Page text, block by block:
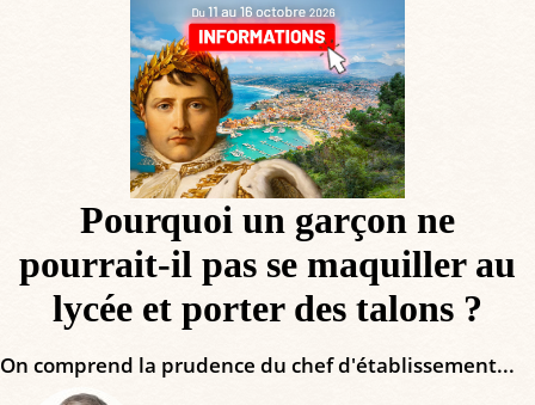
Pourquoi un garçon ne
pourrait-il pas se maquiller au
lycée et porter des talons ?
On comprend la prudence du chef d'établissement...